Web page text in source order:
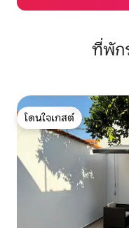
ที่พัก
โดนใจเกสต์
โดนใจเกสต์